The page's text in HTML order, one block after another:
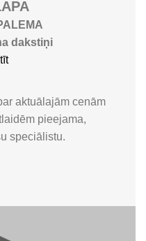
dakstiņi
aktuālajām cenām
pieejama,
speciālistu.